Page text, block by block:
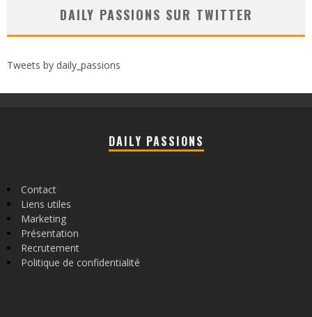
DAILY PASSIONS SUR TWITTER
Tweets by daily_passions
DAILY PASSIONS
Contact
Liens utiles
Marketing
Présentation
Recrutement
Politique de confidentialité